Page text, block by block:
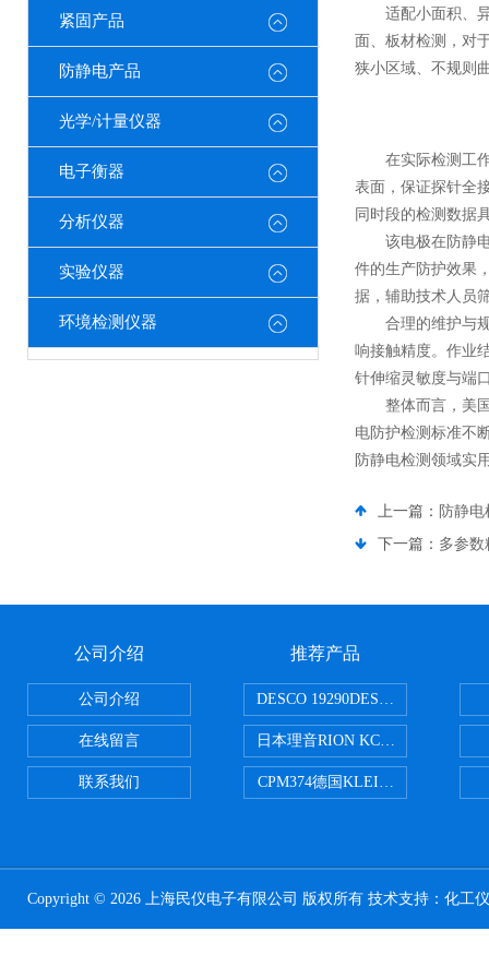
紧固产品
防静电产品
光学/计量仪器
电子衡器
分析仪器
实验仪器
环境检测仪器
适配小面积、异
面、板材检测，对
狭小区域、不规则
在实际检测工作
表面，保证探针全
同时段的检测数据
该电极在防静电
件的生产防护效果
据，辅助技术人员
合理的维护与规
响接触精度。作业
针伸缩灵敏度与端
整体而言，美国
电防护检测标准不
防静电检测领域实
上一篇： 防静
下一篇： 多参数
公司介绍
公司介绍
在线留言
联系我们
推荐产品
DESCO 19290DESCO 19290重锤
日本理音RION KC-51/KC-52便携
CPM374德国KLEINWAECHTER
Copyright © 2026 上海民仪电子有限公司 版权所有 技术支持： 化工